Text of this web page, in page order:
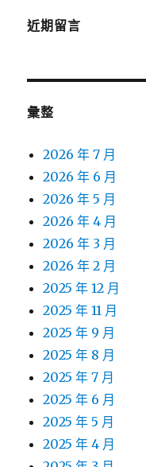
近期留言
彙整
2026 年 7 月
2026 年 6 月
2026 年 5 月
2026 年 4 月
2026 年 3 月
2026 年 2 月
2025 年 12 月
2025 年 11 月
2025 年 9 月
2025 年 8 月
2025 年 7 月
2025 年 6 月
2025 年 5 月
2025 年 4 月